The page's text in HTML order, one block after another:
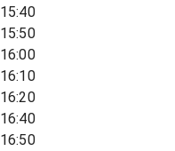
15:40
15:50
16:00
16:10
16:20
16:40
16:50